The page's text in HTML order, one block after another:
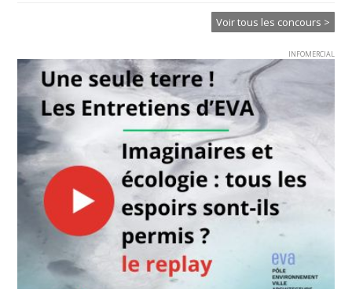
Voir tous les concours >
INFOMERCIAL